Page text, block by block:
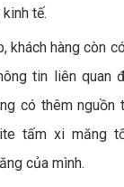
tế.
khách hàng còn
tin liên quan
có thêm nguồn
tấm xi măng
của mình.